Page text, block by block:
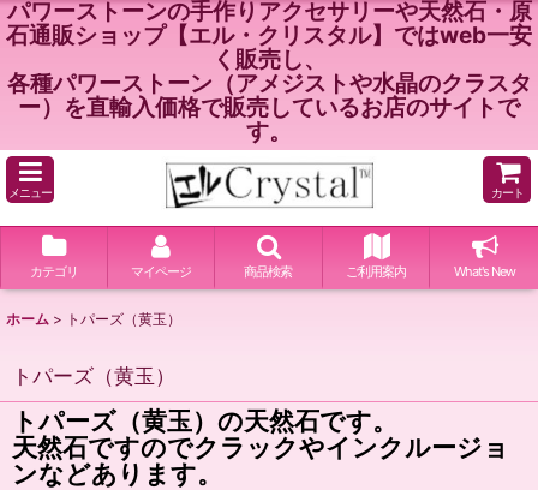
パワーストーンの手作りアクセサリーや天然石・原
石通販ショップ【エル・クリスタル】ではweb一安
く販売し、
各種パワーストーン（アメジストや水晶のクラスタ
ー）を直輸入価格で販売しているお店のサイトで
す。
メニュー カート
カテゴリ マイページ 商品検索 ご利用案内 What's New
ホーム > トパーズ（黄玉）
トパーズ（黄玉）
トパーズ（黄玉）の天然石です。
天然石ですのでクラックやインクルージョ
ンなどあります。